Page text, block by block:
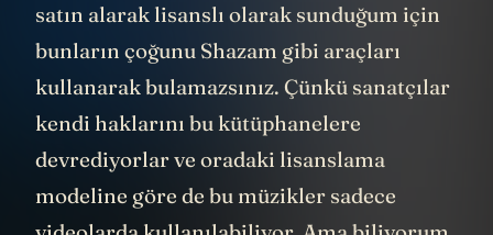
satın alarak lisanslı olarak sunduğum için
bunların çoğunu Shazam gibi araçları
kullanarak bulamazsınız. Çünkü sanatçılar
kendi haklarını bu kütüphanelere
devrediyorlar ve oradaki lisanslama
modeline göre de bu müzikler sadece